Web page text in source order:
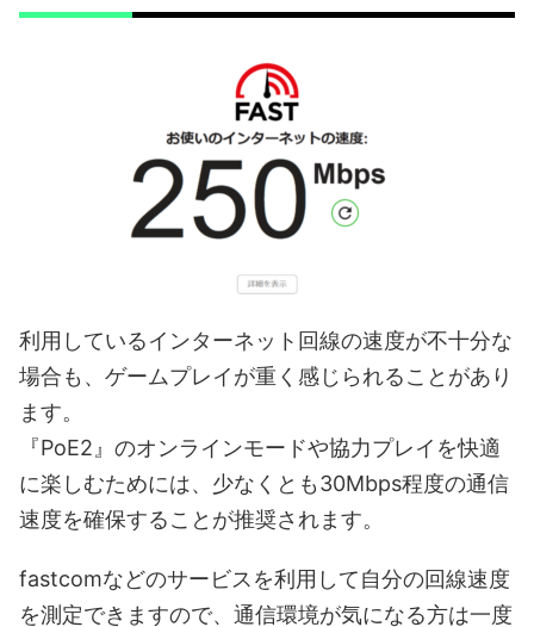
利用しているインターネット回線の速度が不十分な
場合も、ゲームプレイが重く感じられることがあり
ます。
『PoE2』のオンラインモードや協力プレイを快適
に楽しむためには、少なくとも30Mbps程度の通信
速度を確保することが推奨されます。
fastcomなどのサービスを利用して自分の回線速度
を測定できますので、通信環境が気になる方は一度